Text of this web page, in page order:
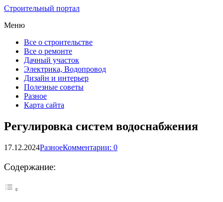
Строительный портал
Меню
Все о строительстве
Все о ремонте
Дачный участок
Электрика, Водопровод
Дизайн и интерьер
Полезные советы
Разное
Карта сайта
Регулировка систем водоснабжения
17.12.2024РазноеКомментарии: 0
Содержание: